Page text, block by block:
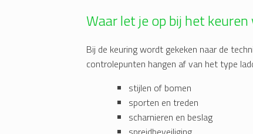
Waar let je op bij het
Bij de keuring wordt gekeken naar de
controlepunten hangen af van het type
stijlen of bomen
sporten en treden
scharnieren en beslag